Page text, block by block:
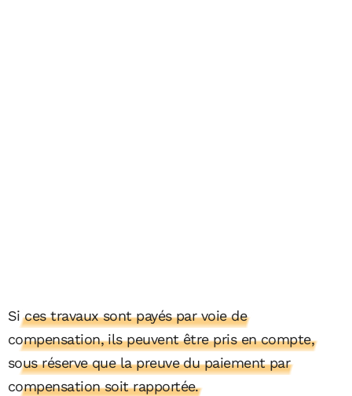
Si ces travaux sont payés par voie de
compensation, ils peuvent être pris en compte,
sous réserve que la preuve du paiement par
compensation soit rapportée.